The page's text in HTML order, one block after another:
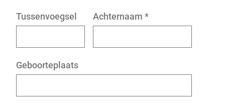
Tussenvoegsel Achternaam *
Geboorteplaats